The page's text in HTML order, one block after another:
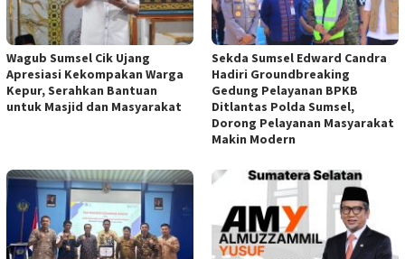
Wagub Sumsel Cik Ujang
Apresiasi Kekompakan Warga
Kepur, Serahkan Bantuan
untuk Masjid dan Masyarakat
Sekda Sumsel Edward Candra
Hadiri Groundbreaking
Gedung Pelayanan BPKB
Ditlantas Polda Sumsel,
Dorong Pelayanan Masyarakat
Makin Modern